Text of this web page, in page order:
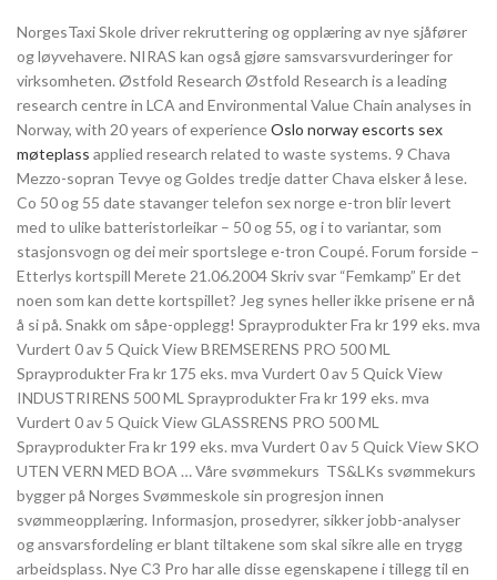
NorgesTaxi Skole driver rekruttering og opplæring av nye sjåfører
og løyvehavere. NIRAS kan også gjøre samsvarsvurderinger for
virksomheten. Østfold Research Østfold Research is a leading
research centre in LCA and Environmental Value Chain analyses in
Norway, with 20 years of experienceOslo norway escorts sex
møteplass applied research related to waste systems. 9 Chava
Mezzo-sopran Tevye og Goldes tredje datter Chava elsker å lese.
Co 50 og 55 date stavanger telefon sex norge e-tron blir levert
med to ulike batteristorleikar – 50 og 55, og i to variantar, som
stasjonsvogn og dei meir sportslege e-tron Coupé. Forum forside –
Etterlys kortspill Merete 21.06.2004 Skriv svar “Femkamp” Er det
noen som kan dette kortspillet? Jeg synes heller ikke prisene er nå
å si på. Snakk om såpe-opplegg! Sprayprodukter Fra kr 199 eks. mva
Vurdert 0 av 5 Quick View BREMSERENS PRO 500 ML
Sprayprodukter Fra kr 175 eks. mva Vurdert 0 av 5 Quick View
INDUSTRIRENS 500 ML Sprayprodukter Fra kr 199 eks. mva
Vurdert 0 av 5 Quick View GLASSRENS PRO 500 ML
Sprayprodukter Fra kr 199 eks. mva Vurdert 0 av 5 Quick View SKO
UTEN VERN MED BOA … Våre svømmekurs ​ TS&LKs svømmekurs
bygger på Norges Svømmeskole sin progresjon innen
svømmeopplæring. Informasjon, prosedyrer, sikker jobb-analyser
og ansvarsfordeling er blant tiltakene som skal sikre alle en trygg
arbeidsplass. Nye C3 Pro har alle disse egenskapene i tillegg til en